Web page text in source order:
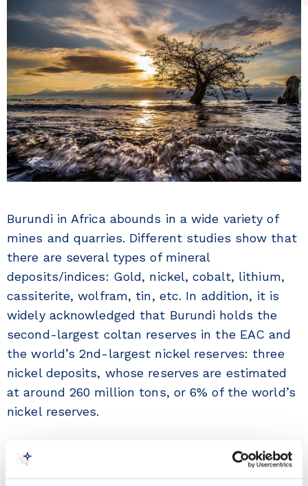
Burundi in Africa abounds in a wide variety of
mines and quarries. Different studies show that
there are several types of mineral
deposits/indices: Gold, nickel, cobalt, lithium,
cassiterite, wolfram, tin, etc. In addition, it is
widely acknowledged that Burundi holds the
second-largest coltan reserves in the EAC and
the world’s 2nd-largest nickel reserves: three
nickel deposits, whose reserves are estimated
at around 260 million tons, or 6% of the world’s
nickel reserves.
Burundi also has forests and parks. Burundi
microclimate provides agricultural production